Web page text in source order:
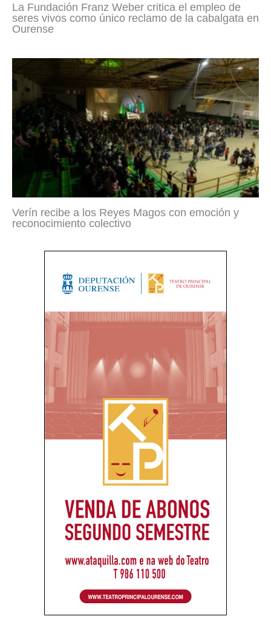
La Fundación Franz Weber critica el empleo de
seres vivos como único reclamo de la cabalgata en
Ourense
Verín recibe a los Reyes Magos con emoción y
reconocimiento colectivo